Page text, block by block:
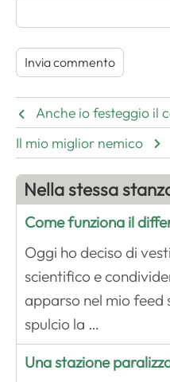
Anche io festeggio il
Il mio miglior nemico
Nella stessa
Come funziona il
Oggi ho deciso di
scientifico e
apparso nel mio feed
spulcio la …
Una stazione